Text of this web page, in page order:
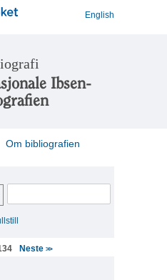
English
Ibsen-
Om bibliografien
Neste >>